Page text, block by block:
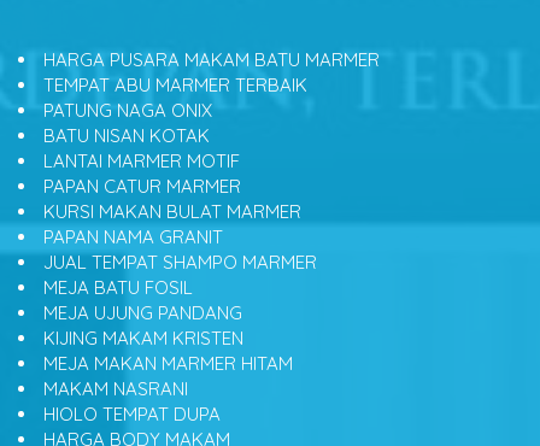
HARGA PUSARA MAKAM BATU MARMER
TEMPAT ABU MARMER TERBAIK
PATUNG NAGA ONIX
BATU NISAN KOTAK
LANTAI MARMER MOTIF
PAPAN CATUR MARMER
KURSI MAKAN BULAT MARMER
PAPAN NAMA GRANIT
JUAL TEMPAT SHAMPO MARMER
MEJA BATU FOSIL
MEJA UJUNG PANDANG
KIJING MAKAM KRISTEN
MEJA MAKAN MARMER HITAM
MAKAM NASRANI
HIOLO TEMPAT DUPA
HARGA BODY MAKAM